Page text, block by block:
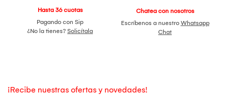
Hasta 36 cuotas
Pagando con Sip
¿No la tienes? Solicítala
Chatea con nosotros
Escríbenos a nuestro Whatsapp
Chat
¡Recibe nuestras ofertas y novedades!